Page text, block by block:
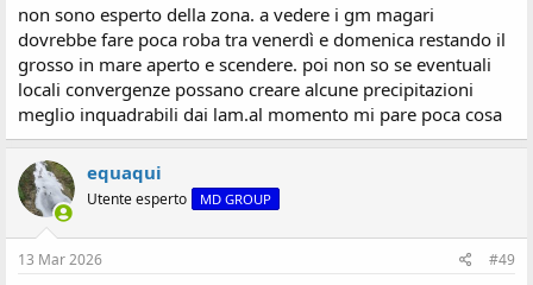
non sono esperto della zona. a vedere i gm magari
dovrebbe fare poca roba tra venerdì e domenica restando il
grosso in mare aperto e scendere. poi non so se eventuali
locali convergenze possano creare alcune precipitazioni
meglio inquadrabili dai lam.al momento mi pare poca cosa
equaqui
Utente esperto MD GROUP
13 Mar 2026 #49